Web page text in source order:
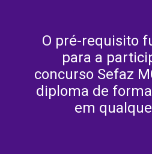
O pré-requisito
para a
concurso Sefaz
diploma de
em